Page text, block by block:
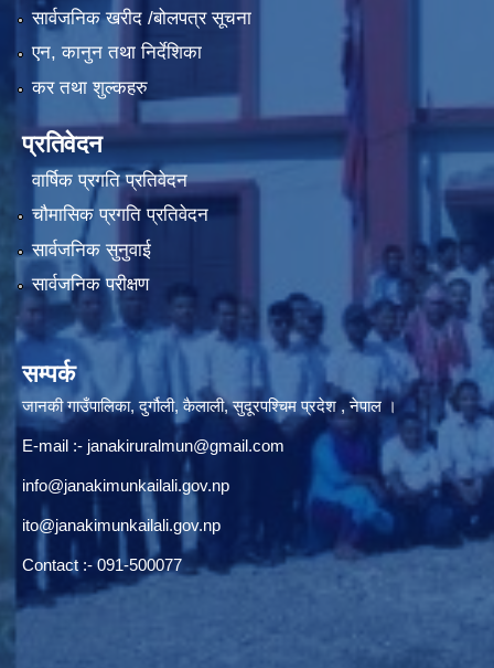
सार्वजनिक खरीद /बोलपत्र सूचना
एन, कानुन तथा निर्देशिका
कर तथा शुल्कहरु
प्रतिवेदन
वार्षिक प्रगति प्रतिवेदन
चौमासिक प्रगति प्रतिवेदन
सार्वजनिक सुनुवाई
सार्वजनिक परीक्षण
सम्पर्क
जानकी गाउँपालिका, दुर्गौली, कैलाली, सुदूरपश्चिम प्रदेश , नेपाल ।
E-mail :- janakiruralmun@gmail.com
info@janakimunkailali.gov.np
ito@janakimunkailali.gov.np
Contact :- 091-500077